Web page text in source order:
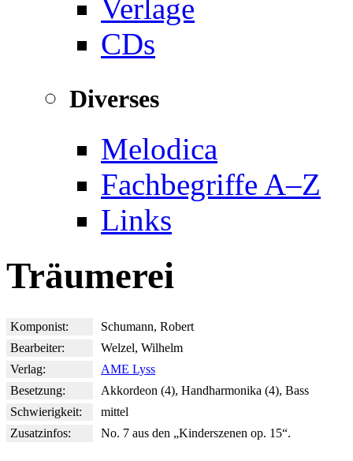
Verlage
CDs
Diverses
Melodica
Fachbegriffe A–Z
Links
Träumerei
Komponist:
Schumann, Robert
Bearbeiter:
Welzel, Wilhelm
Verlag:
AME Lyss
Besetzung:
Akkordeon (4), Handharmonika (4), Bass
Schwierigkeit:
mittel
Zusatzinfos:
No. 7 aus den „Kinderszenen op. 15“.